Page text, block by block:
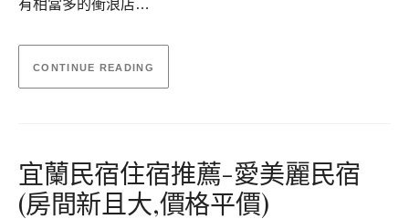
有相當多的衝浪店…
CONTINUE READING
宜蘭民宿住宿推薦-愛美麗民宿
(房間新且大,價格平價)